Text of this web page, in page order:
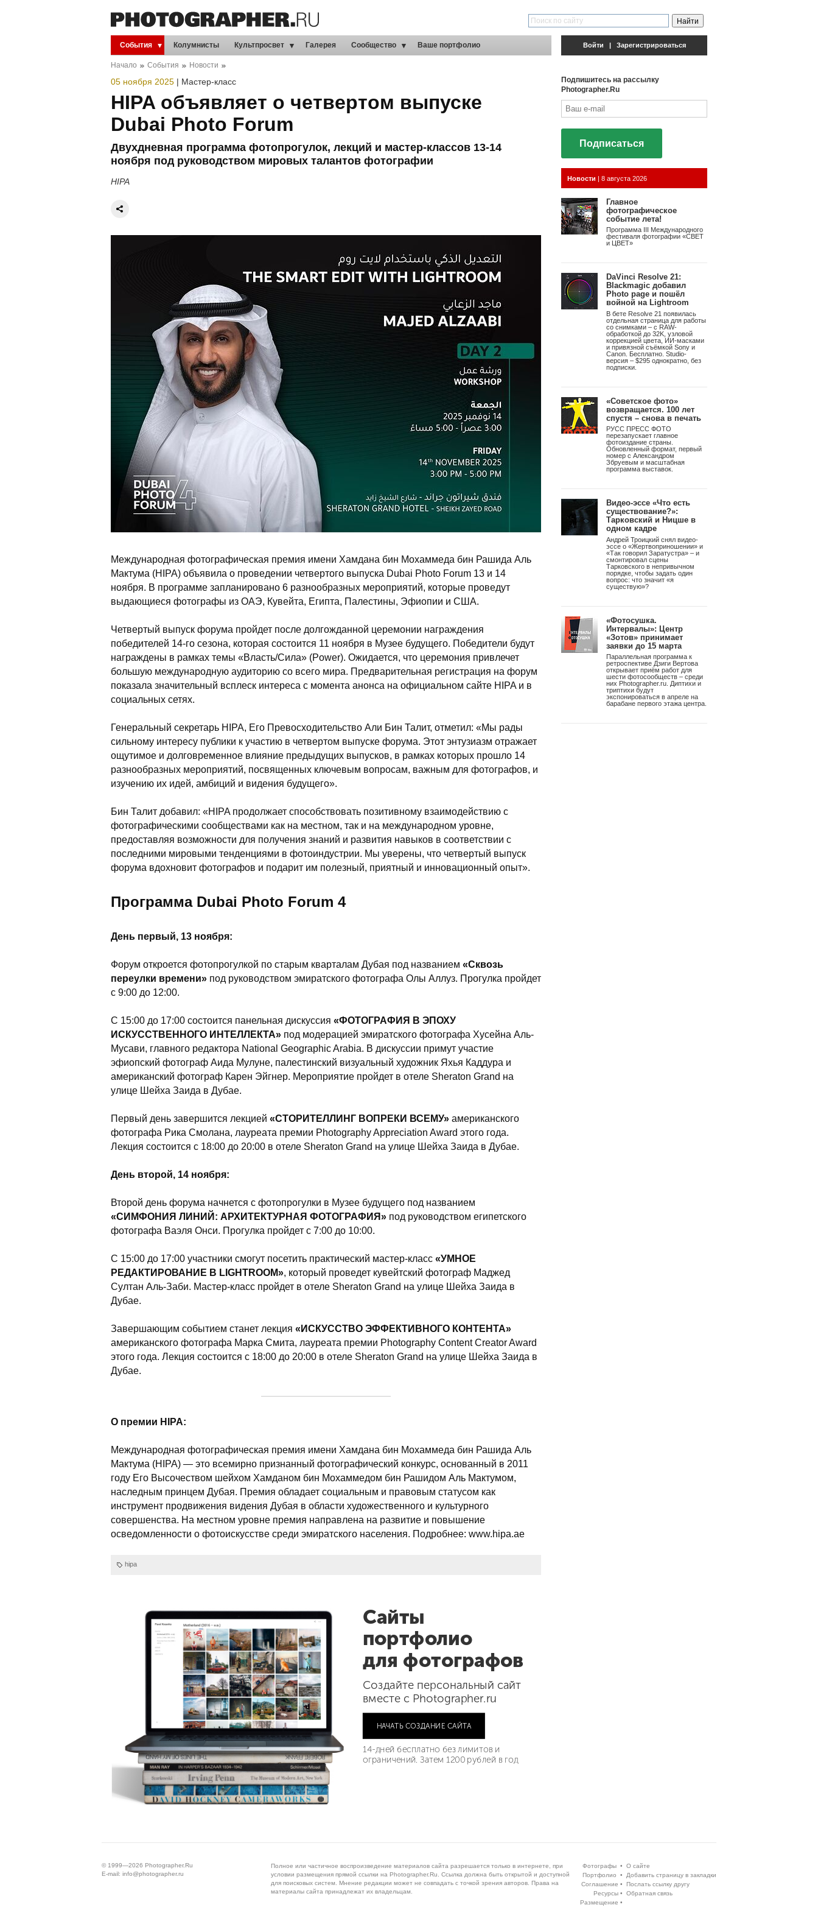
События Колумнисты Культпросвет Галерея Сообщество Ваше портфолио
Начало События Новости
05 ноября 2025 | Мастер-класс
HIPA объявляет о четвертом выпуске
Dubai Photo Forum
Двухдневная программа фотопрогулок, лекций и мастер-классов 13-14
ноября под руководством мировых талантов фотографии
HIPA
Международная фотографическая премия имени Хамдана бин Мохаммеда бин Рашида Аль
Мактума (HIPA) объявила о проведении четвертого выпуска Dubai Photo Forum 13 и 14
ноября. В программе запланировано 6 разнообразных мероприятий, которые проведут
выдающиеся фотографы из ОАЭ, Кувейта, Египта, Палестины, Эфиопии и США.
Четвертый выпуск форума пройдет после долгожданной церемонии награждения
победителей 14-го сезона, которая состоится 11 ноября в Музее будущего. Победители будут
награждены в рамках темы «Власть/Сила» (Power). Ожидается, что церемония привлечет
большую международную аудиторию со всего мира. Предварительная регистрация на форум
показала значительный всплеск интереса с момента анонса на официальном сайте HIPA и в
социальных сетях.
Генеральный секретарь HIPA, Его Превосходительство Али Бин Талит, отметил: «Мы рады
сильному интересу публики к участию в четвертом выпуске форума. Этот энтузиазм отражает
ощутимое и долговременное влияние предыдущих выпусков, в рамках которых прошло 14
разнообразных мероприятий, посвященных ключевым вопросам, важным для фотографов, и
изучению их идей, амбиций и видения будущего».
Бин Талит добавил: «HIPA продолжает способствовать позитивному взаимодействию с
фотографическими сообществами как на местном, так и на международном уровне,
предоставляя возможности для получения знаний и развития навыков в соответствии с
последними мировыми тенденциями в фотоиндустрии. Мы уверены, что четвертый выпуск
форума вдохновит фотографов и подарит им полезный, приятный и инновационный опыт».
Программа Dubai Photo Forum 4
День первый, 13 ноября:
Форум откроется фотопрогулкой по старым кварталам Дубая под названием «Сквозь
переулки времени» под руководством эмиратского фотографа Олы Аллуз. Прогулка пройдет
с 9:00 до 12:00.
С 15:00 до 17:00 состоится панельная дискуссия «ФОТОГРАФИЯ В ЭПОХУ
ИСКУССТВЕННОГО ИНТЕЛЛЕКТА» под модерацией эмиратского фотографа Хусейна Аль-
Мусави, главного редактора National Geographic Arabia. В дискуссии примут участие
эфиопский фотограф Аида Мулуне, палестинский визуальный художник Яхья Каддура и
американский фотограф Карен Эйгнер. Мероприятие пройдет в отеле Sheraton Grand на
улице Шейха Заида в Дубае.
Первый день завершится лекцией «СТОРИТЕЛЛИНГ ВОПРЕКИ ВСЕМУ» американского
фотографа Рика Смолана, лауреата премии Photography Appreciation Award этого года.
Лекция состоится с 18:00 до 20:00 в отеле Sheraton Grand на улице Шейха Заида в Дубае.
День второй, 14 ноября:
Второй день форума начнется с фотопрогулки в Музее будущего под названием
«СИМФОНИЯ ЛИНИЙ: АРХИТЕКТУРНАЯ ФОТОГРАФИЯ» под руководством египетского
фотографа Ваэля Онси. Прогулка пройдет с 7:00 до 10:00.
С 15:00 до 17:00 участники смогут посетить практический мастер-класс «УМНОЕ
РЕДАКТИРОВАНИЕ В LIGHTROOM», который проведет кувейтский фотограф Маджед
Султан Аль-Заби. Мастер-класс пройдет в отеле Sheraton Grand на улице Шейха Заида в
Дубае.
Завершающим событием станет лекция «ИСКУССТВО ЭФФЕКТИВНОГО КОНТЕНТА»
американского фотографа Марка Смита, лауреата премии Photography Content Creator Award
этого года. Лекция состоится с 18:00 до 20:00 в отеле Sheraton Grand на улице Шейха Заида в
Дубае.
О премии HIPA:
Международная фотографическая премия имени Хамдана бин Мохаммеда бин Рашида Аль
Мактума (HIPA) — это всемирно признанный фотографический конкурс, основанный в 2011
году Его Высочеством шейхом Хамданом бин Мохаммедом бин Рашидом Аль Мактумом,
наследным принцем Дубая. Премия обладает социальным и правовым статусом как
инструмент продвижения видения Дубая в области художественного и культурного
совершенства. На местном уровне премия направлена на развитие и повышение
осведомленности о фотоискусстве среди эмиратского населения. Подробнее: www.hipa.ae
hipa
Сайты
портфолио
для фотографов
Создайте персональный сайт
вместе с Photographer.ru
НАЧАТЬ СОЗДАНИЕ САЙТА
14-дней бесплатно без лимитов и
ограничений. Затем 1200 рублей в год
Войти | Зарегистрироваться
Подпишитесь на рассылку
Photographer.Ru
Новости 8 августа 2026
Главное
фотографическое
событие лета!
Программа III Международного
DaVinci Resolve 21:
Blackmagic добавил
Photo page и пошёл
войной на Lightroom
В бете Resolve 21 появилась
отдельная страница для работы
со снимками – с RAW-
обработкой до 32K, узловой
коррекцией цвета, ИИ-масками
и привязной съёмкой Sony и
«Советское фото»
возвращается. 100 лет
спустя – снова в печать
РУСС ПРЕСС ФОТО
перезапускает главное
фотоиздание страны.
Обновленный формат, первый
номер с Александром
Збруевым и масштабная
© 1999—2026 Photographer.Ru
E-mail: info@photographer.ru
Полное или частичное воспроизведение материалов сайта разрешается только в интернете, при
условии размещения прямой ссылки на Photographer.Ru. Ссылка должна быть открытой и доступной
для поисковых систем. Мнение редакции может не совпадать с точкой зрения авторов. Права на
материалы сайта принадлежат их владельцам.
Фотографы
Портфолио
Соглашение
Ресурсы
Размещение
• О сайте
• Добавить страницу в закладки
• Послать ссылку другу
• Обратная связь
•